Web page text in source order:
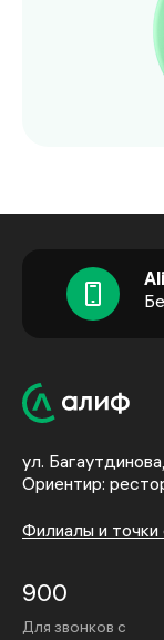
ул.
Ориентир:
Филиалы и точки
900
Для звонков с